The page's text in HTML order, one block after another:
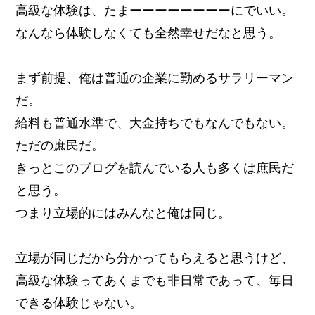
高級な体験は、たまーーーーーーーーにでいい。
なんなら体験しなくても全然幸せだなと思う。
まず前提、俺は普通の企業に勤めるサラリーマン
だ。
給料も普通水準で、大金持ちでもなんでもない。
ただの庶民だ。
きっとこのブログを読んでいる人も多くは庶民だ
と思う。
つまり立場的にはみんなと俺は同じ。
立場が同じだから分かってもらえると思うけど、
高級な体験ってあくまでも非日常であって、毎日
できる体験じゃない。